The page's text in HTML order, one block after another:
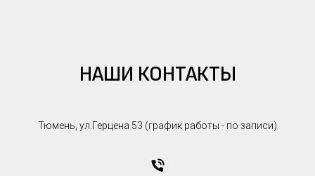
НАШИ КОНТАКТЫ
Тюмень, ул.Герцена 53 (график работы - по записи)